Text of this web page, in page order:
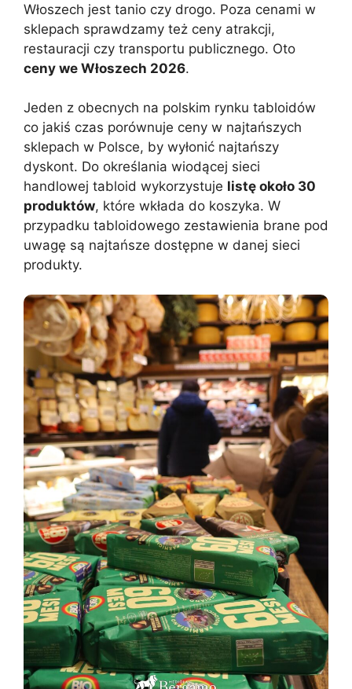
Włoszech jest tanio czy drogo. Poza cenami w
sklepach sprawdzamy też ceny atrakcji,
restauracji czy transportu publicznego. Oto
ceny we Włoszech 2026.
Jeden z obecnych na polskim rynku tabloidów
co jakiś czas porównuje ceny w najtańszych
sklepach w Polsce, by wyłonić najtańszy
dyskont. Do określania wiodącej sieci
handlowej tabloid wykorzystuje listę około 30
produktów, które wkłada do koszyka. W
przypadku tabloidowego zestawienia brane pod
uwagę są najtańsze dostępne w danej sieci
produkty.